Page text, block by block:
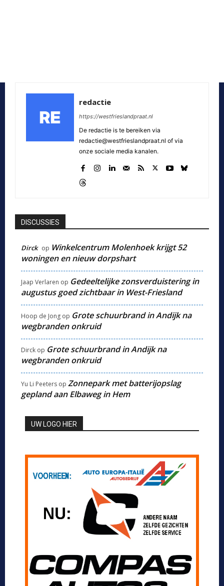
redactie
https://westfrieslandpraat.nl
De redactie is te bereiken via
redactie@westfrieslandpraat.nl of via
onze sociale media kanalen.
DISCUSSIES
Dirck op Winkelcentrum Molenhoek krijgt 52
woningen en nieuw dorpshart
Jaap Verlaren op Gedeeltelijke zonsverduistering in
augustus goed zichtbaar in West-Friesland
Hoop de Jong op Grote schuurbrand in Andijk na
wegbranden onkruid
Dirck op Grote schuurbrand in Andijk na
wegbranden onkruid
Yu Li Peeters op Zonnepark met batterijopslag
gepland aan Elbaweg in Hem
UW LOGO HIER